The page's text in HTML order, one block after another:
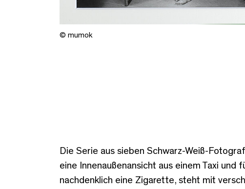
© mumok
Die Serie aus sieben Schwarz-Weiß-
eine Innenaußenansicht aus einem Taxi
nachdenklich eine Zigarette, steht mit